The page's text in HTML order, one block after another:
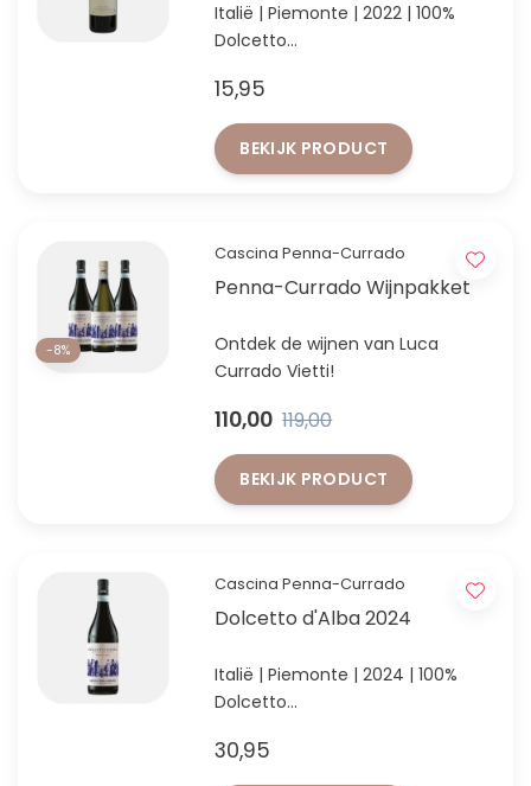
Italië | Piemonte | 2022 | 100%
Dolcetto
hebben geproefd!
15,95
BEKIJK PRODUCT
-8%
Cascina Penna-Currado
Penna-Currado Wijnpakket
Ontdek de wijnen van Luca
Currado Vietti!
110,00 119,00
BEKIJK PRODUCT
Cascina Penna-Currado
Dolcetto d'Alba 2024
Italië | Piemonte | 2024 | 100%
Dolcetto
Luca Currado Vietti
30,95